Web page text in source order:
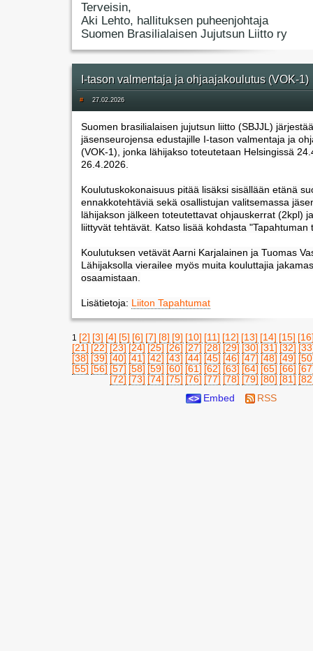
Terveisin,
Aki Lehto, hallituksen puheenjohtaja
Suomen Brasilialaisen Jujutsun Liitto ry
I-tason valmentaja ja ohjaajakoulutus (VOK-1)
# 27.02.2026
Suomen brasilialaisen jujutsun liitto (SBJJL) järjestää
jäsenseurojensa edustajille I-tason valmentaja ja
(VOK-1), jonka lähijakso toteutetaan Helsingissä
26.4.2026.
Koulutuskokonaisuus pitää lisäksi sisällään etänä
ennakkotehtäviä sekä osallistujan valitsemassa
lähijakson jälkeen toteutettavat ohjauskerrat (2kpl)
liittyvät tehtävät. Katso lisää kohdasta "Tapahtuman
Koulutuksen vetävät Aarni Karjalainen ja Tuomas
Lähijaksolla vierailee myös muita kouluttajia
osaamistaan.
Lisätietoja: Liiton Tapahtumat
1 [2] [3] [4] [5] [6] [7] [8] [9] [10] [11] [12] [13] [14] [15]
[21] [22] [23] [24] [25] [26] [27] [28] [29] [30] [31] [32]
[38] [39] [40] [41] [42] [43] [44] [45] [46] [47] [48] [49]
[55] [56] [57] [58] [59] [60] [61] [62] [63] [64] [65] [66]
[72] [73] [74] [75] [76] [77] [78] [79] [80] [81]
Embed
RSS